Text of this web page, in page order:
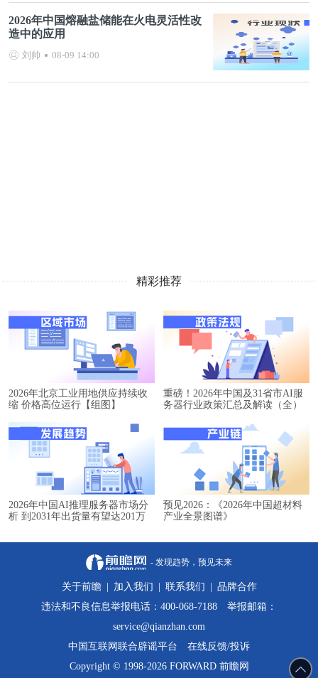
2026年中国熔融盐储能在火电灵活性改
造中的应用
刘帅 08-09 14:00
精彩推荐
2026年北京工业用地供应持续收
缩 价格高位运行【组图】
重磅！2026年中国及31省市AI服
务器行业政策汇总及解读（全）
2026年中国AI推理服务器市场分
析 到2031年出货量有望达201万
预见2026：《2026年中国超材料
产业全景图谱》
- 发现趋势，预见未来
关于前瞻 加入我们 联系我们
品牌合作
违法和不良信息举报电话：400-068-7188 举报邮箱：
service@qianzhan.com
中国互联网联合辟谣平台
在线反馈/投诉
Copyright © 1998-2026 FORWARD 前瞻网